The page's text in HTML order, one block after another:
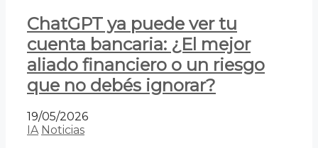
ChatGPT ya puede ver tu
cuenta bancaria: ¿El mejor
aliado financiero o un riesgo
que no debés ignorar?
19/05/2026
IA Noticias